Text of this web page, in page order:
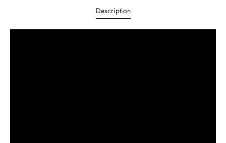
Description